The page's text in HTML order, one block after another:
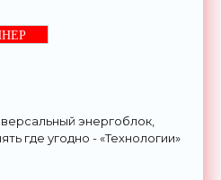
энергоблок,
где угодно - «Технологии»